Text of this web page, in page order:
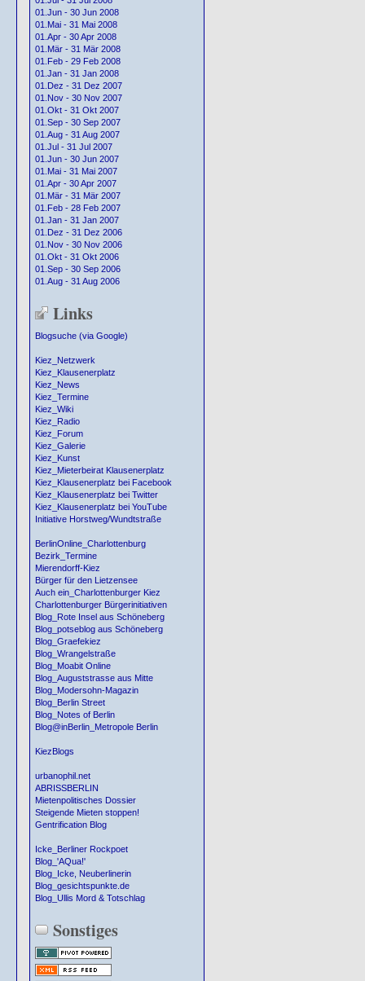
01.Jun - 30 Jun 2008
01.Mai - 31 Mai 2008
01.Apr - 30 Apr 2008
01.Mär - 31 Mär 2008
01.Feb - 29 Feb 2008
01.Jan - 31 Jan 2008
01.Dez - 31 Dez 2007
01.Nov - 30 Nov 2007
01.Okt - 31 Okt 2007
01.Sep - 30 Sep 2007
01.Aug - 31 Aug 2007
01.Jul - 31 Jul 2007
01.Jun - 30 Jun 2007
01.Mai - 31 Mai 2007
01.Apr - 30 Apr 2007
01.Mär - 31 Mär 2007
01.Feb - 28 Feb 2007
01.Jan - 31 Jan 2007
01.Dez - 31 Dez 2006
01.Nov - 30 Nov 2006
01.Okt - 31 Okt 2006
01.Sep - 30 Sep 2006
01.Aug - 31 Aug 2006
Links
Blogsuche (via Google)
Kiez_Netzwerk
Kiez_Klausenerplatz
Kiez_News
Kiez_Termine
Kiez_Wiki
Kiez_Radio
Kiez_Forum
Kiez_Galerie
Kiez_Kunst
Kiez_Mieterbeirat Klausenerplatz
Kiez_Klausenerplatz bei Facebook
Kiez_Klausenerplatz bei Twitter
Kiez_Klausenerplatz bei YouTube
Initiative Horstweg/Wundtstraße
BerlinOnline_Charlottenburg
Bezirk_Termine
Mierendorff-Kiez
Bürger für den Lietzensee
Auch ein_Charlottenburger Kiez
Charlottenburger Bürgerinitiativen
Blog_Rote Insel aus Schöneberg
Blog_potseblog aus Schöneberg
Blog_Graefekiez
Blog_Wrangelstraße
Blog_Moabit Online
Blog_Auguststrasse aus Mitte
Blog_Modersohn-Magazin
Blog_Berlin Street
Blog_Notes of Berlin
Blog@inBerlin_Metropole Berlin
KiezBlogs
urbanophil.net
ABRISSBERLIN
Mietenpolitisches Dossier
Steigende Mieten stoppen!
Gentrification Blog
Icke_Berliner Rockpoet
Blog_'AQua!'
Blog_Icke, Neuberlinerin
Blog_gesichtspunkte.de
Blog_Ullis Mord & Totschlag
Sonstiges